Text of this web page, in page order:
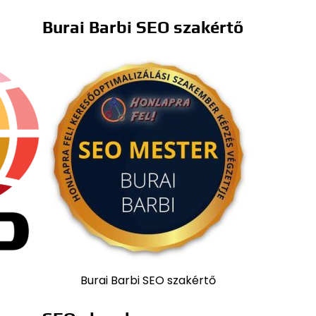
Burai Barbi SEO szakértő
Burai Barbi SEO szakértő